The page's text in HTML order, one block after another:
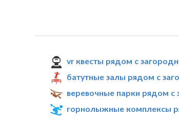
vr квесты рядом с
батутные залы рядом с
веревочные парки рядом
горнолыжные комплексы